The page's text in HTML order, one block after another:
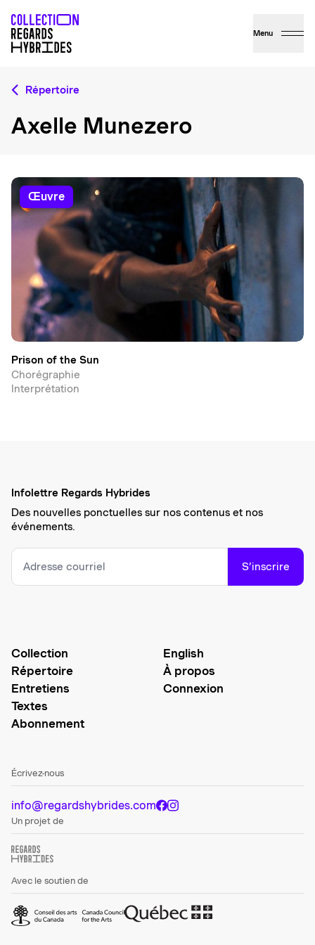
Menu
Répertoire
Axelle Munezero
œuvre
Prison of the Sun
Chorégraphie
Interprétation
Infolettre Regards Hybrides
Des nouvelles ponctuelles sur nos contenus et nos
événements.
S’inscrire
Collection
Répertoire
Entretiens
Textes
Abonnement
English
À propos
Connexion
Écrivez-nous
info@regardshybrides.com
Un projet de
Avec le soutien de